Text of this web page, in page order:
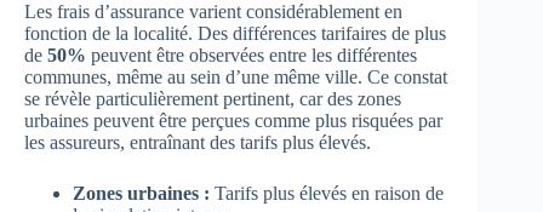
Les frais d’assurance varient considérablement en
fonction de la localité. Des différences tarifaires de plus
de 50% peuvent être observées entre les différentes
communes, même au sein d’une même ville. Ce constat
se révèle particulièrement pertinent, car des zones
urbaines peuvent être perçues comme plus risquées par
les assureurs, entraînant des tarifs plus élevés.
Zones urbaines : Tarifs plus élevés en raison de